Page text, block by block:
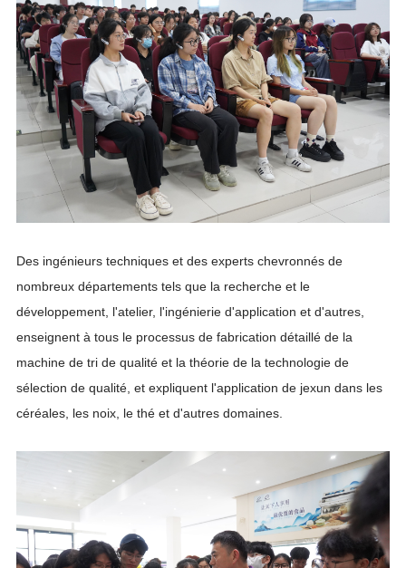
Des ingénieurs techniques et des experts chevronnés de
nombreux départements tels que la recherche et le
développement, l'atelier, l'ingénierie d'application et d'autres,
enseignent à tous le processus de fabrication détaillé de la
machine de tri de qualité et la théorie de la technologie de
sélection de qualité, et expliquent l'application de jexun dans les
céréales, les noix, le thé et d'autres domaines.